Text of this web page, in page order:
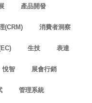
產品開發
(CRM) 消費者洞察
生技 表達
悅智 展會行銷
管理系統